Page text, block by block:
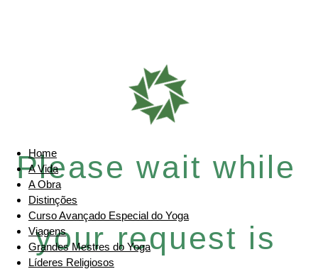
Please wait while
your request is
Home
A Vida
A Obra
Distinções
Curso Avançado Especial do Yoga
Viagens
Grandes Mestres do Yoga
Líderes Religiosos